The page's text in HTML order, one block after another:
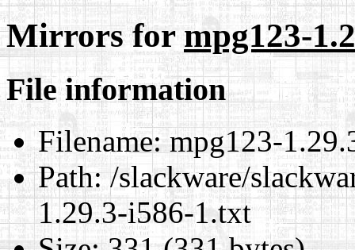
Mirrors formpg123-
File information
Filename:mpg123-
Path:/slackware/
1.29.3-i586-1.txt